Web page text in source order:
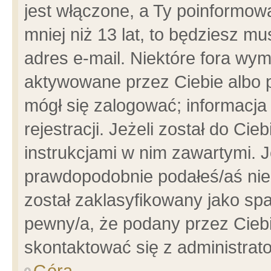
jest włączone, a Ty
mniej niż 13 lat, to będziesz
adres e-mail. Niektóre fora
aktywowane przez Ciebie albo
mógł się zalogować;
rejestracji. Jeżeli został do
instrukcjami w nim zawartymi.
prawdopodobnie podałeś/aś
został zaklasyfikowany jako
pewny/a, że podany przez
skontaktować się z